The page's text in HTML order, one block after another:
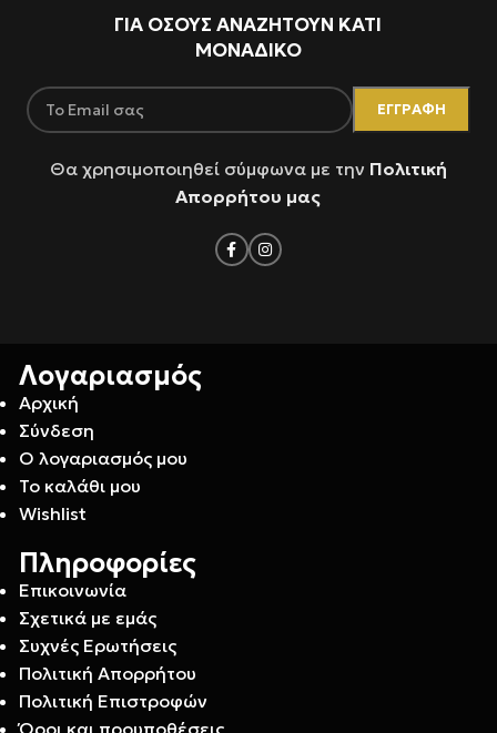
ΓΙΑ ΌΣΟΥΣ ΑΝΑΖΗΤΟΥΝ ΚΑΤΙ
ΜΟΝΑΔΙΚΟ
Θα χρησιμοποιηθεί σύμφωνα με την Πολιτική
Απορρήτου μας
Λογαριασμός
Αρχική
Σύνδεση
Ο λογαριασμός μου
Το καλάθι μου
Wishlist
Πληροφορίες
Επικοινωνία
Σχετικά με εμάς
Συχνές Ερωτήσεις
Πολιτική Απορρήτου
Πολιτική Επιστροφών